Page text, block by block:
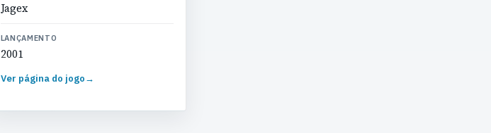
Jagex
LANÇAMENTO
2001
Ver página do jogo→